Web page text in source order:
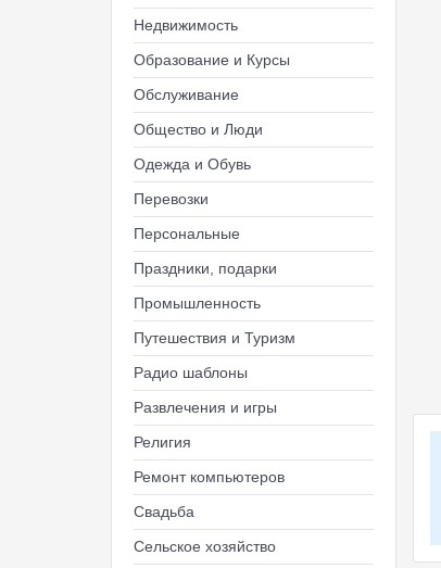
Недвижимость
Образование и Курсы
Обслуживание
Общество и Люди
Одежда и Обувь
Перевозки
Персональные
Праздники, подарки
Промышленность
Путешествия и Туризм
Радио шаблоны
Развлечения и игры
Религия
Ремонт компьютеров
Свадьба
Сельское хозяйство